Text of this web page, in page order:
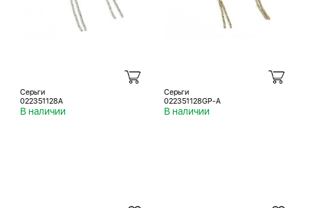
Серьги
022351128A
В наличии
Серьги
022351128GP-A
В наличии